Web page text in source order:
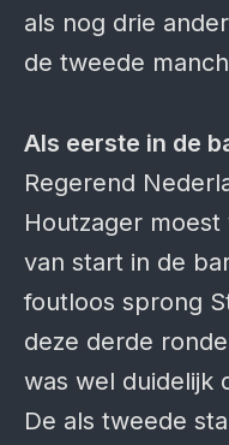
als nog drie
de tweede
Als eerste in de
Regerend
Houtzager
van start in de
foutloos sprong
deze derde
was wel duidelijk
De als tweede